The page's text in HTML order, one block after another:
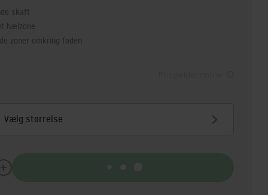
skaft
hælzone
zoner omkring foden
Vælg størrelse